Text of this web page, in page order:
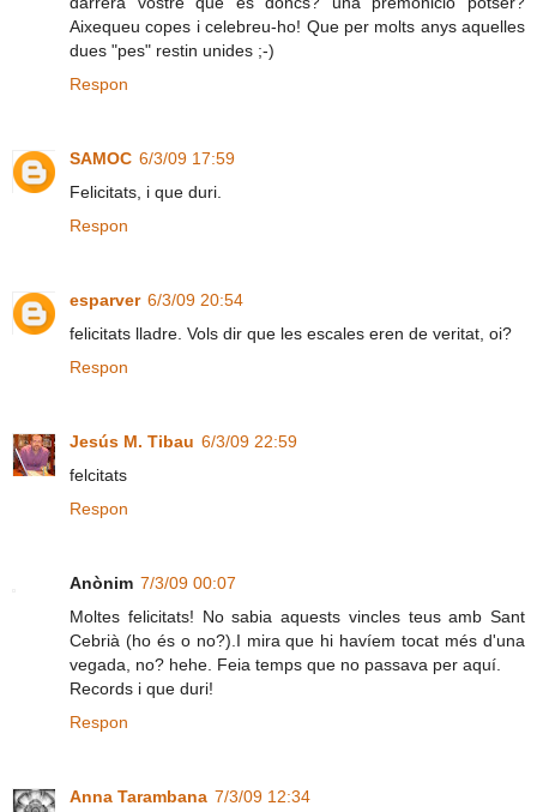
Aixequeu copes i celebreu-ho! Que per molts anys aquelles
dues "pes" restin unides ;-)
Respon
SAMOC 6/3/09 17:59
Felicitats, i que duri.
Respon
esparver 6/3/09 20:54
felicitats lladre. Vols dir que les escales eren de veritat, oi?
Respon
Jesús M. Tibau 6/3/09 22:59
felcitats
Respon
Anònim 7/3/09 00:07
Moltes felicitats! No sabia aquests vincles teus amb Sant
Cebrià (ho és o no?).I mira que hi havíem tocat més d'una
vegada, no? hehe. Feia temps que no passava per aquí.
Records i que duri!
Respon
Anna Tarambana 7/3/09 12:34